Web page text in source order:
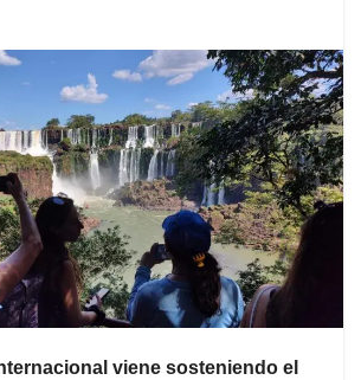
viene sosteniendo el